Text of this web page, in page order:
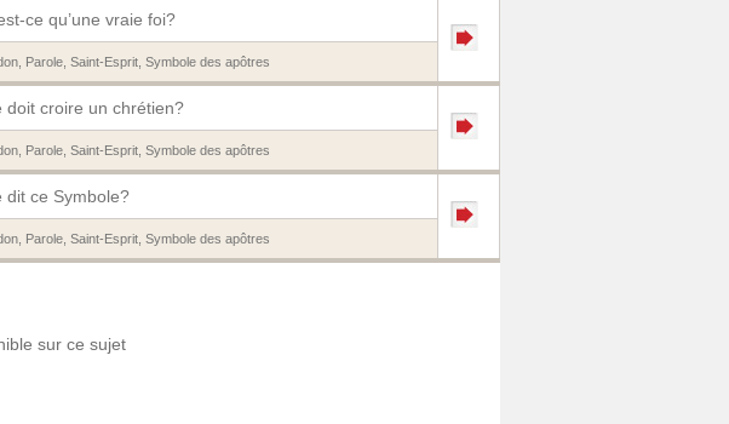
ce qu’une vraie foi?
, Parole, Saint-Esprit, Symbole des apôtres
doit croire un chrétien?
, Parole, Saint-Esprit, Symbole des apôtres
dit ce Symbole?
, Parole, Saint-Esprit, Symbole des apôtres
sur ce sujet